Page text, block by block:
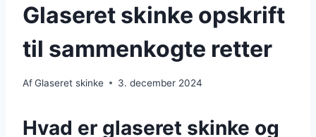
Glaseret skinke opskrift
til sammenkogte retter
AfGlaseret skinke 3. december 2024
Hvad er glaseret skinke og